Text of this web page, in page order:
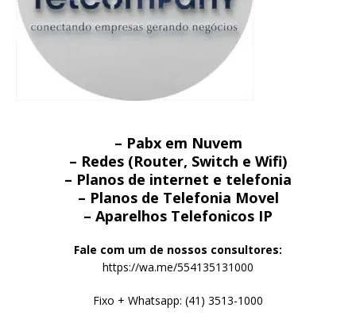
– Pabx em Nuvem
– Redes (Router, Switch e Wifi)
– Planos de internet e telefonia
– Planos de Telefonia Movel
– Aparelhos Telefonicos IP
Fale com um de nossos consultores:
https://wa.me/554135131000
Fixo + Whatsapp: (41) 3513-1000